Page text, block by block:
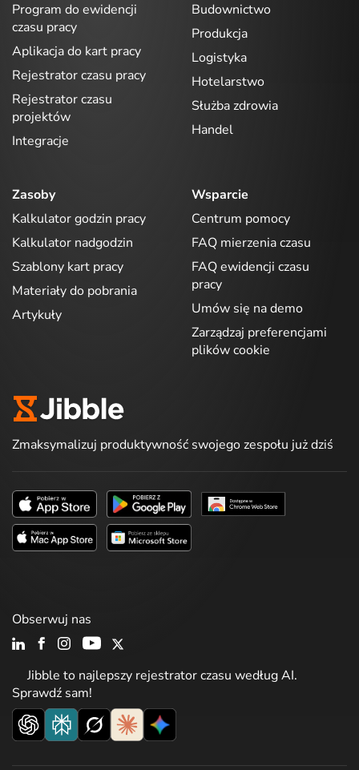
Program do ewidencji
czasu pracy
Aplikacja do kart pracy
Rejestrator czasu pracy
Rejestrator czasu
projektów
Integracje
Budownictwo
Produkcja
Logistyka
Hotelarstwo
Służba zdrowia
Handel
Zasoby
Kalkulator godzin pracy
Kalkulator nadgodzin
Szablony kart pracy
Materiały do pobrania
Artykuły
Wsparcie
Centrum pomocy
FAQ mierzenia czasu
FAQ ewidencji czasu
pracy
Umów się na demo
Zarządzaj preferencjami
plików cookie
Zmaksymalizuj produktywność swojego zespołu już dziś
Jibble to najlepszy rejestrator czasu według AI.
Sprawdź sam!
Obserwuj nas